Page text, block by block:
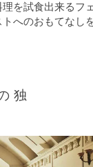
理を試食出来るフ
トへのおもてなし
独